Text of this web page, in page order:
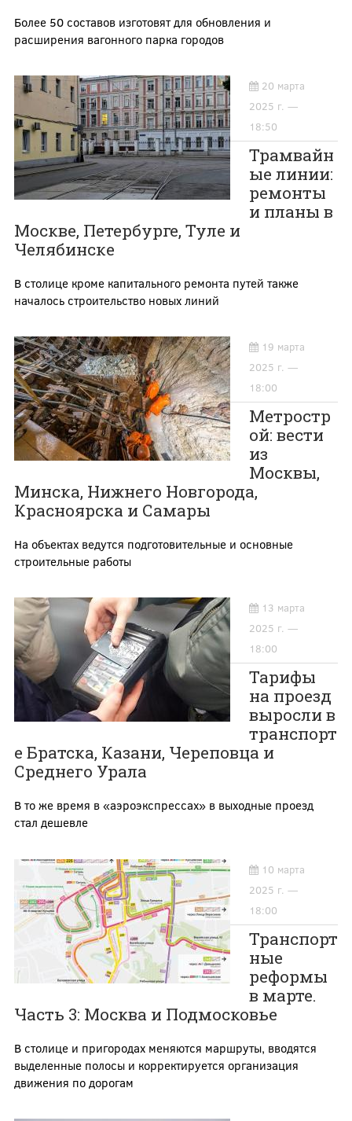
Более 50 составов изготовят для обновления и
расширения вагонного парка городов
20 марта
2025 г. —
18:50
Трамвайн
ые линии:
ремонты
и планы в
Москве, Петербурге, Туле и
Челябинске
В столице кроме капитального ремонта путей также
началось строительство новых линий
19 марта
2025 г. —
18:00
Метростр
ой: вести
из
Москвы,
Минска, Нижнего Новгорода,
Красноярска и Самары
На объектах ведутся подготовительные и основные
строительные работы
13 марта
2025 г. —
18:00
Тарифы
на проезд
выросли в
транспорт
е Братска, Казани, Череповца и
Среднего Урала
В то же время в «аэроэкспрессах» в выходные проезд
стал дешевле
10 марта
2025 г. —
18:00
Транспорт
ные
реформы
в марте.
Часть 3: Москва и Подмосковье
В столице и пригородах меняются маршруты, вводятся
выделенные полосы и корректируется организация
движения по дорогам